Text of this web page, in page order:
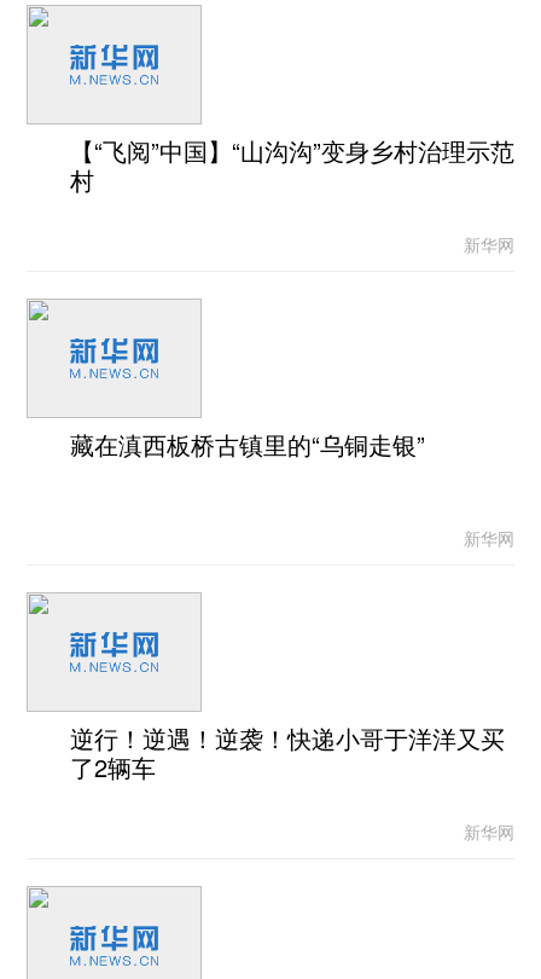
【“飞阅”中国】“山沟沟”变身乡村治理示范
村
新华网
藏在滇西板桥古镇里的“乌铜走银”
新华网
逆行！逆遇！逆袭！快递小哥于洋洋又买
了2辆车
新华网